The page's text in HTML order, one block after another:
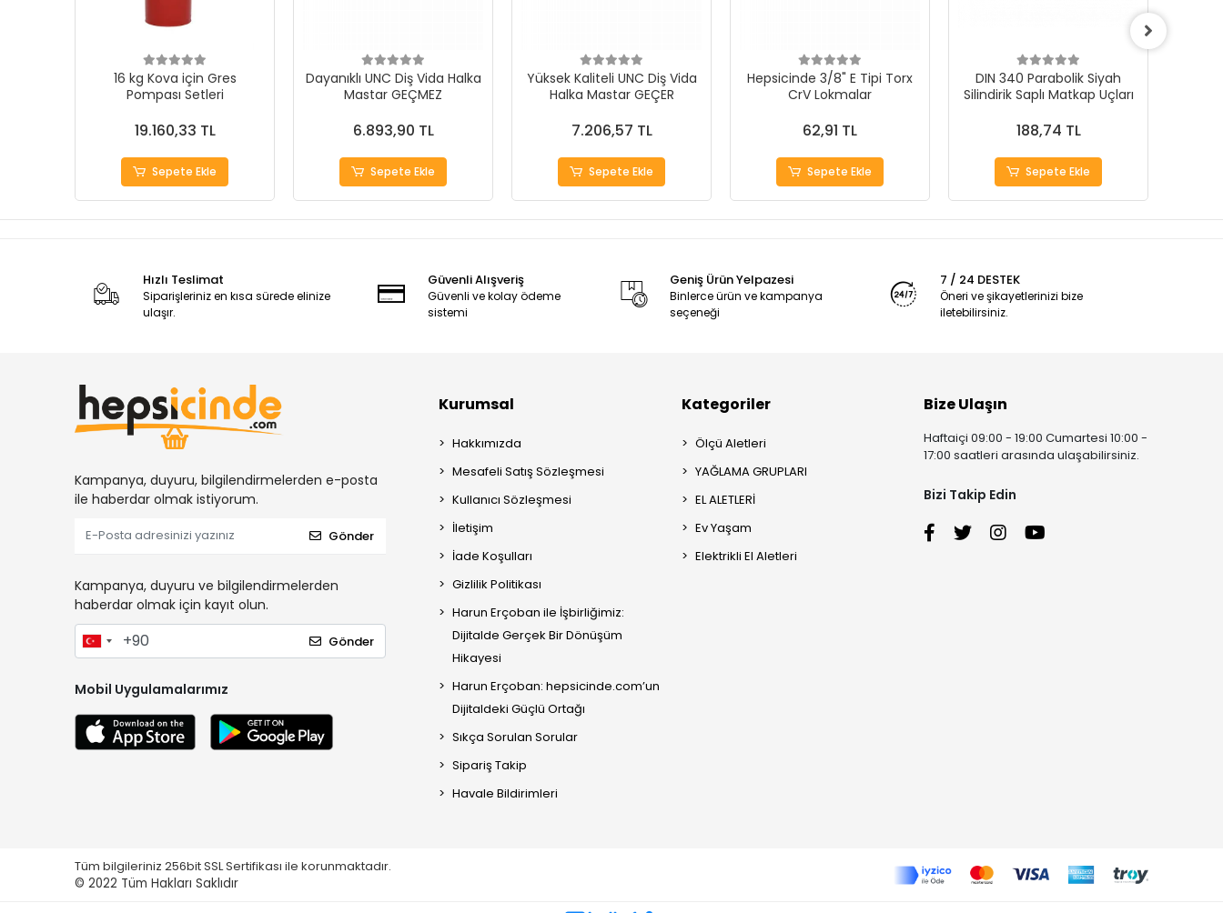
16 kg Kova için Gres
Pompası Setleri
19.160,33 TL
Sepete Ekle
Dayanıklı UNC Diş Vida Halka
Mastar GEÇMEZ
6.893,90 TL
Sepete Ekle
Yüksek Kaliteli UNC Diş Vida
Halka Mastar GEÇER
7.206,57 TL
Sepete Ekle
Hepsicinde 3/8" E Tipi Torx
CrV Lokmalar
62,91 TL
Sepete Ekle
DIN 340 Parabolik Siyah
Silindirik Saplı Matkap Uçları
188,74 TL
Sepete Ekle
Hızlı Teslimat
Siparişleriniz en kısa sürede elinize
ulaşır.
Güvenli Alışveriş
Güvenli ve kolay ödeme
sistemi
Geniş Ürün Yelpazesi
Binlerce ürün ve kampanya
seçeneği
7 / 24 DESTEK
Öneri ve şikayetlerinizi bize
iletebilirsiniz.
Kampanya, duyuru, bilgilendirmelerden e-posta
ile haberdar olmak istiyorum.
Gönder
Kampanya, duyuru ve bilgilendirmelerden
haberdar olmak için kayıt olun.
Gönder
Mobil Uygulamalarımız
Kurumsal
Hakkımızda
Mesafeli Satış Sözleşmesi
Kullanıcı Sözleşmesi
İletişim
İade Koşulları
Gizlilik Politikası
Harun Erçoban ile İşbirliğimiz:
Dijitalde Gerçek Bir Dönüşüm
Hikayesi
Harun Erçoban: hepsicinde.com’un
Dijitaldeki Güçlü Ortağı
Sıkça Sorulan Sorular
Sipariş Takip
Havale Bildirimleri
Kategoriler
Ölçü Aletleri
YAĞLAMA GRUPLARI
EL ALETLERİ
Ev Yaşam
Elektrikli El Aletleri
Bize Ulaşın
Haftaiçi 09:00 - 19:00 Cumartesi 10:00 -
17:00 saatleri arasında ulaşabilirsiniz.
Bizi Takip Edin
Tüm bilgileriniz 256bit SSL Sertifikası ile korunmaktadır.
© 2022 Tüm Hakları Saklıdır